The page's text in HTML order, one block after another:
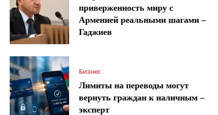
приверженность миру с
Арменией реальными шагами –
Гаджиев
Бизнес
Лимиты на переводы могут
вернуть граждан к наличным –
эксперт